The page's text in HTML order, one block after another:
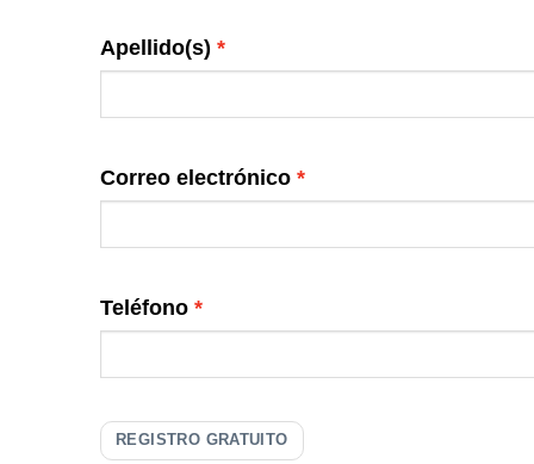
Apellido(s)
Correo electrónico
Teléfono
REGISTRO GRATUITO